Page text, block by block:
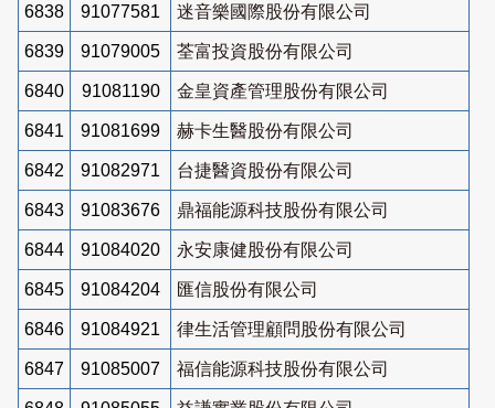
6838 91077581 迷音樂國際股份有限公司
6839 91079005 荃富投資股份有限公司
6840 91081190 金皇資產管理股份有限公司
6841 91081699 赫卡生醫股份有限公司
6842 91082971 台捷醫資股份有限公司
6843 91083676 鼎福能源科技股份有限公司
6844 91084020 永安康健股份有限公司
6845 91084204 匯信股份有限公司
6846 91084921 律生活管理顧問股份有限公司
6847 91085007 福信能源科技股份有限公司